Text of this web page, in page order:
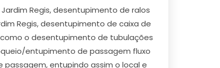
Regis, desentupimento de ralos
Regis, desentupimento de caixa de
o desentupimento de tubulações
entupimento de passagem fluxo
entupindo assim o local e